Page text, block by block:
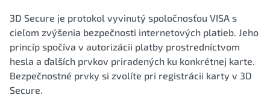
3D Secure je protokol vyvinutý spoločnosťou VISA s
cieľom zvýšenia bezpečnosti internetových platieb. Jeho
princíp spočíva v autorizácii platby prostredníctvom
hesla a ďalších prvkov priradených ku konkrétnej karte.
Bezpečnostné prvky si zvolíte pri registrácii karty v 3D
Secure.